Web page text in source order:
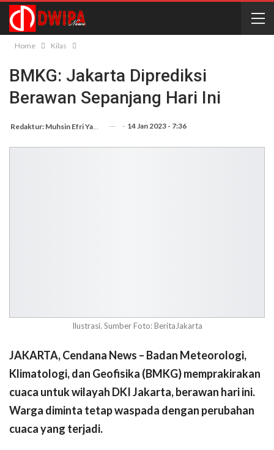
Home Kilas
BMKG: Jakarta Diprediksi
Berawan Sepanjang Hari Ini
- 14 Jan 2023 - 7:36
Ilustrasi. Sumber Foto: BeritaJakarta
JAKARTA, Cendana News – Badan Meteorologi,
Klimatologi, dan Geofisika (BMKG) memprakirakan
cuaca untuk wilayah DKI Jakarta, berawan hari ini.
Warga diminta tetap waspada dengan perubahan
cuaca yang terjadi.